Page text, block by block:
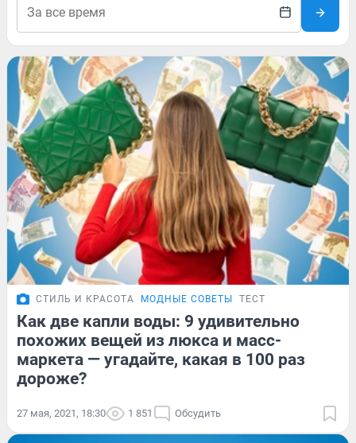
СТИЛЬ И КРАСОТА МОДНЫЕ СОВЕТЫ ТЕСТ
Как две капли воды: 9 удивительно
похожих вещей из люкса и масс-
маркета — угадайте, какая в 100 раз
дороже?
27 мая, 2021, 18:30 1 851 Обсудить